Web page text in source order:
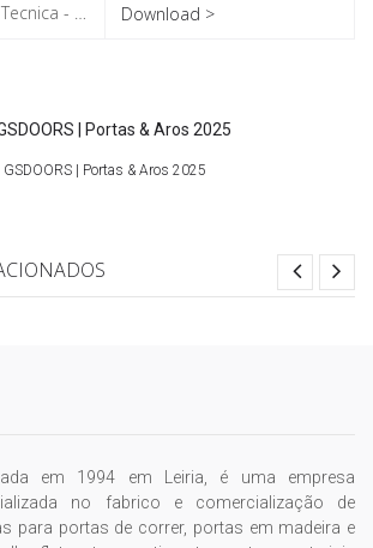
Download >
GSDOORS | Portas & Aros 2025
em 1994 em Leiria, é uma empresa
no fabrico e comercialização de
para portas de correr, portas em madeira e